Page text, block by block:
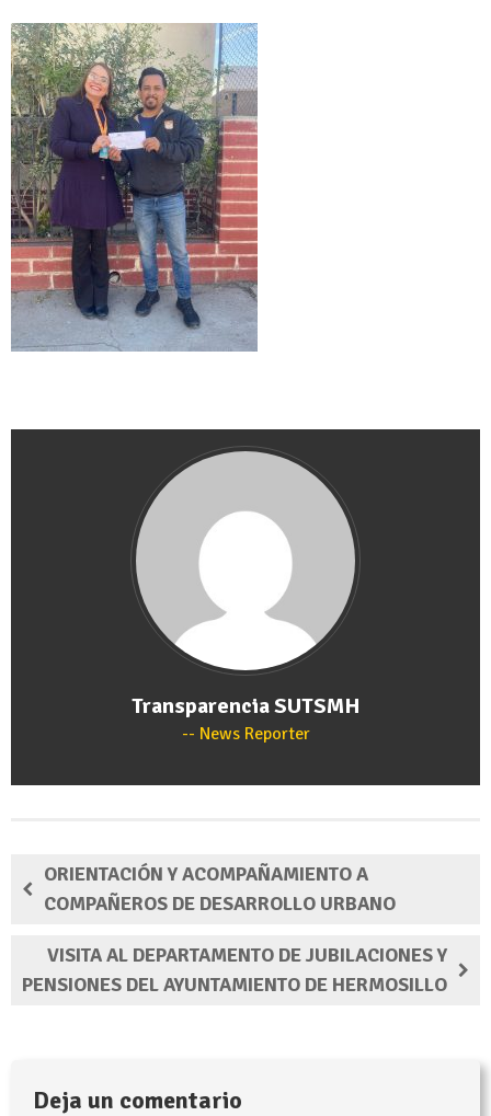
Transparencia SUTSMH
News Reporter
ORIENTACIÓN Y ACOMPAÑAMIENTO A
COMPAÑEROS DE DESARROLLO URBANO
VISITA AL DEPARTAMENTO DE JUBILACIONES Y
PENSIONES DEL AYUNTAMIENTO DE HERMOSILLO
Deja un comentario